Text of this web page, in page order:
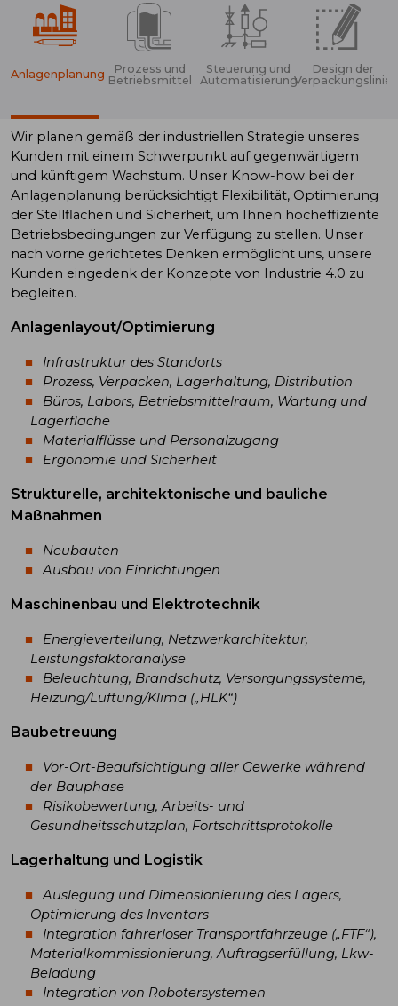
Anlagenplanung
Prozess und
Betriebsmittel
Steuerung und
Automatisierung
Design der
Verpackungslinie
Wir planen gemäß der industriellen Strategie unseres
Kunden mit einem Schwerpunkt auf gegenwärtigem
und künftigem Wachstum. Unser Know-how bei der
Anlagenplanung berücksichtigt Flexibilität, Optimierung
der Stellflächen und Sicherheit, um Ihnen hocheffiziente
Betriebsbedingungen zur Verfügung zu stellen. Unser
nach vorne gerichtetes Denken ermöglicht uns, unsere
Kunden eingedenk der Konzepte von Industrie 4.0 zu
begleiten.
Anlagenlayout/Optimierung
Infrastruktur des Standorts
Prozess, Verpacken, Lagerhaltung, Distribution
Büros, Labors, Betriebsmittelraum, Wartung und
Lagerfläche
Materialflüsse und Personalzugang
Ergonomie und Sicherheit
Strukturelle, architektonische und bauliche
Maßnahmen
Neubauten
Ausbau von Einrichtungen
Maschinenbau und Elektrotechnik
Energieverteilung, Netzwerkarchitektur,
Leistungsfaktoranalyse
Beleuchtung, Brandschutz, Versorgungssysteme,
Heizung/Lüftung/Klima („HLK“)
Baubetreuung
Vor-Ort-Beaufsichtigung aller Gewerke während
der Bauphase
Risikobewertung, Arbeits- und
Gesundheitsschutzplan, Fortschrittsprotokolle
Lagerhaltung und Logistik
Auslegung und Dimensionierung des Lagers,
Optimierung des Inventars
Integration fahrerloser Transportfahrzeuge („FTF“),
Materialkommissionierung, Auftragserfüllung, Lkw-
Beladung
Integration von Robotersystemen